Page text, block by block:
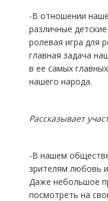
-В отношении
различные
ролевая игра для
главная задача
в ее самых
нашего народа.
Рассказывает
-В нашем
зрителям любовь
Даже небольшое
посмотреть на